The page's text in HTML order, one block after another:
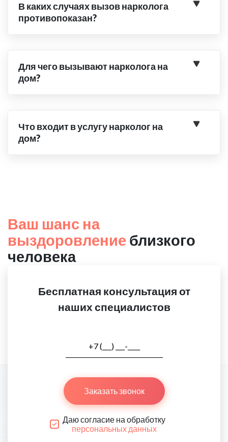
В каких случаях вызов нарколога
противопоказан?
Для чего вызывают нарколога на
дом?
Что входит в услугу нарколог на
дом?
Ваш шанс на
выздоровление близкого
человека
Бесплатная консультация от
наших специалистов
Заказать звонок
Даю согласие на обработку
персональных данных